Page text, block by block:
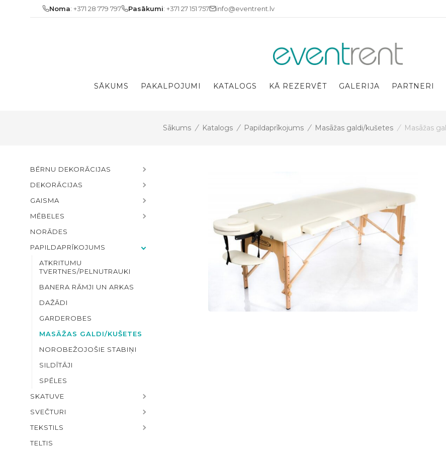
Noma: +371 28 779 797 Pasākumi: +371 27 151 757 info@eventrent.lv
SĀKUMS PAKALPOJUMI KATALOGS KĀ REZERVĒT GALERIJA PARTNERI
Sākums / Katalogs / Papildaprīkojums / Masāžas galdi/kušetes / Masāžas
BĒRNU DEKORĀCIJAS
DEKORĀCIJAS
GAISMA
MĒBELES
NORĀDES
PAPILDAPRĪKOJUMS
ATKRITUMU
TVERTNES/PELNUTRAUKI
BANERA RĀMJI UN ARKAS
DAŽĀDI
GARDEROBES
MASĀŽAS GALDI/KUŠETES
NOROBEŽOJOŠIE STABIŅI
SILDĪTĀJI
SPĒLES
SKATUVE
SVEČTURI
TEKSTILS
TELTIS